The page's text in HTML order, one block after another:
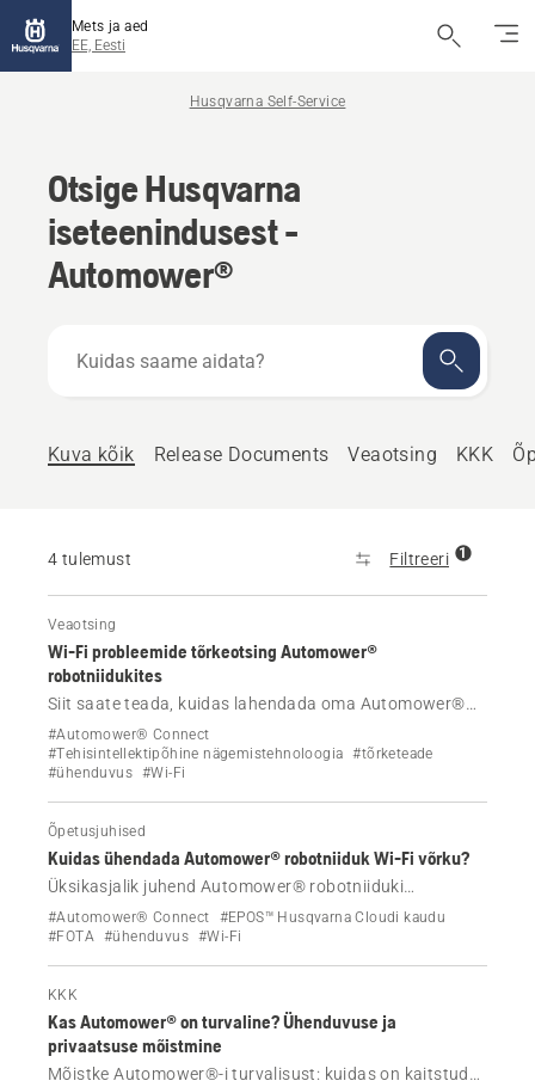
Mets ja aed
EE, Eesti
Husqvarna Self-Service
Otsige Husqvarna
iseteenindusest -
Automower®
saame
Kuva kõik Release Documents Veaotsing KKK
4 tulemust Filtreeri 1
Veaotsing
Wi-Fi probleemide tõrkeotsing Automower®
robotniidukites
Siit saate teada, kuidas lahendada oma Automower®
robotniiduki Wi-Fi-ühenduse probleeme. Lihtsad
sammud ühenduse taastamiseks ja niiduki võrgus
hoidmiseks.
#Automower® Connect
#Tehisintellektipõhine nägemistehnoloogia
#tõrketeade
#ühenduvus #Wi-Fi
Õpetusjuhised
Kuidas ühendada Automower® robotniiduk Wi-Fi võrku?
Üksikasjalik juhend Automower® robotniiduki
ühendamiseks Wi-Fi-ga. Sisaldab nõudeid,
seadistusjuhiseid ja näpunäiteid piisava katvuse
#Automower® Connect
#EPOS™ Husqvarna Cloudi kaudu
#FOTA #ühenduvus #Wi-Fi
KKK
Kas Automower® on turvaline? Ühenduvuse ja
privaatsuse mõistmine
Mõistke Automower®-i turvalisust: kuidas on kaitstud